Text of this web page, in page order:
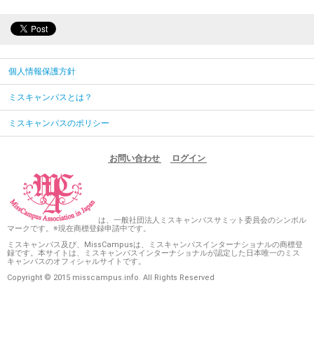
個人情報保護方針
ミスキャンパスとは？
ミスキャンパスのポリシー
お問い合わせ ログイン
は、一般社団法人ミスキャンパスサミット委員会のシンボル
マークです。※現在商標登録申請中です。
ミスキャンパス及び、MissCampusは、ミスキャンパスインターナショナルの商標登
録です。本サイトは、ミスキャンパスインターナショナルが認定した日本唯一のミス
キャンパスのオフィシャルサイトです。
Copyright © 2015 misscampus.info. All Rights Reserved